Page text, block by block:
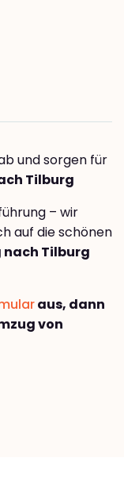
und sorgen für
Tilburg
– wir
auf die schönen
nach Tilburg
aus, dann
von